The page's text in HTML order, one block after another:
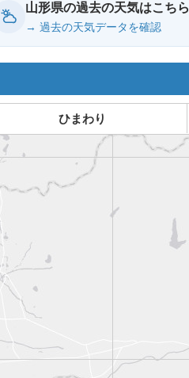
山形県の過去の天気はこちら
→ 過去の天気データを確認
ひまわり